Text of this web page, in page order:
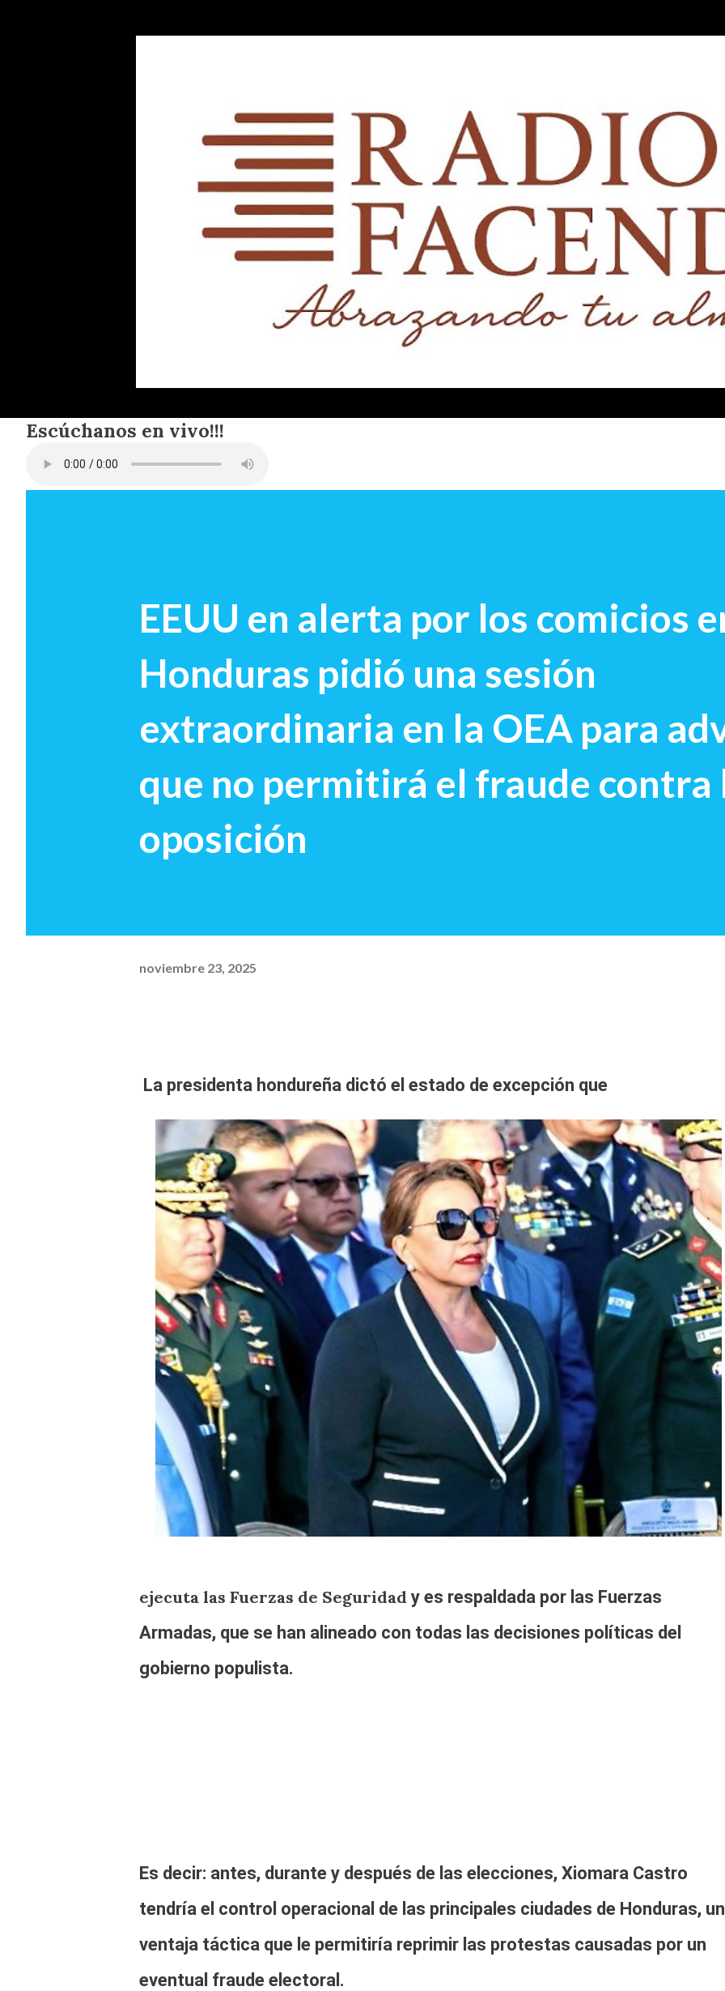
Escúchanos en vivo!!!
EEUU en alerta por los comicios
Honduras pidió una sesión
extraordinaria en la OEA para
que no permitirá el fraude contra
oposición
noviembre 23, 2025
La presidenta hondureña dictó el estado de excepción que
ejecuta las Fuerzas de Seguridad y es respaldada por las Fuerzas
Armadas, que se han alineado con todas las decisiones políticas del
gobierno populista.
Es decir: antes, durante y después de las elecciones, Xiomara Castro
tendría el control operacional de las principales ciudades de Honduras,
ventaja táctica que le permitiría reprimir las protestas causadas por un
eventual fraude electoral.